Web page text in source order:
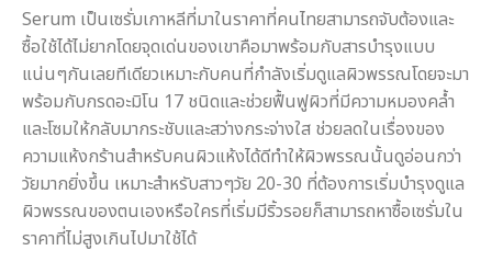
Serum เป็นเซรั่มเกาหลีที่มาในราคาที่คนไทยสามารถจับต้องและ
ซื้อใช้ได้ไม่ยากโดยจุดเด่นของเขาคือมาพร้อมกับสารบำรุงแบบ
แน่นๆกันเลยทีเดียวเหมาะกับคนที่กำลังเริ่มดูแลผิวพรรณโดยจะมา
พร้อมกับกรดอะมิโน 17 ชนิดและช่วยฟื้นฟูผิวที่มีความหมองคล้ำ
และโซมให้กลับมากระชับและสว่างกระจ่างใส ช่วยลดในเรื่องของ
ความแห้งกร้านสำหรับคนผิวแห้งได้ดีทำให้ผิวพรรณนั้นดูอ่อนกว่า
วัยมากยิ่งขึ้น เหมาะสำหรับสาวๆวัย 20-30 ที่ต้องการเริ่มบำรุงดูแล
ผิวพรรณของตนเองหรือใครที่เริ่มมีริ้วรอยก็สามารถหาซื้อเซรั่มใน
ราคาที่ไม่สูงเกินไปมาใช้ได้